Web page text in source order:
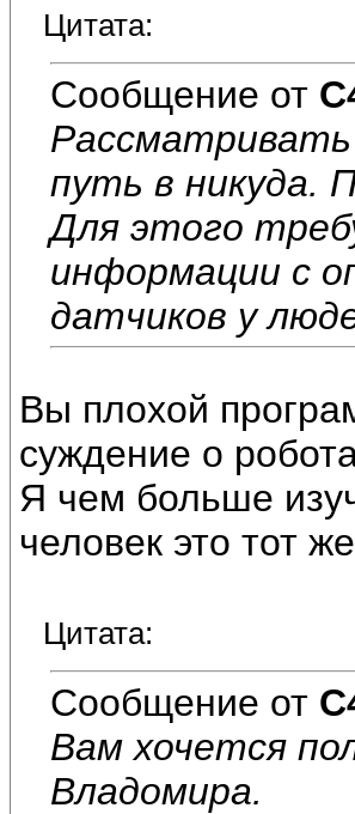
Цитата:
Сообщение от
путь в никуда.
Для этого
информации с
датчиков у
Вы плохой
суждение о
Я чем больше
человек это тот
Цитата:
Сообщение от
Вам хочется
Владомира.